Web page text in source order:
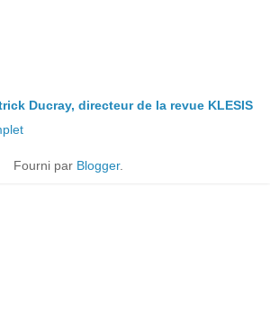
Ducray, directeur de la revue KLESIS
Fourni par Blogger.